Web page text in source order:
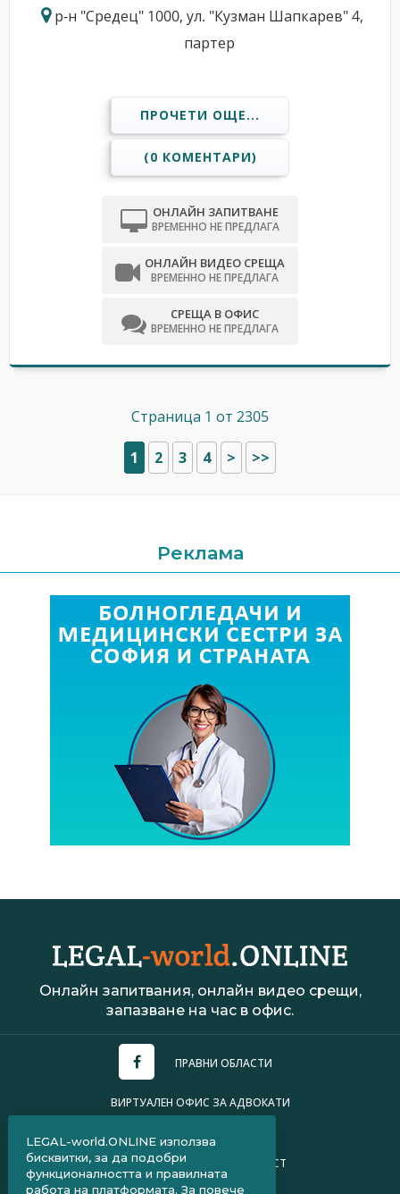
р-н "Средец" 1000, ул. "Кузман Шапкарев" 4,
партер
ПРОЧЕТИ ОЩЕ...
(0 КОМЕНТАРИ)
ОНЛАЙН ЗАПИТВАНЕ
ВРЕМЕННО НЕ ПРЕДЛАГА
ОНЛАЙН ВИДЕО СРЕЩА
ВРЕМЕННО НЕ ПРЕДЛАГА
СРЕЩА В ОФИС
ВРЕМЕННО НЕ ПРЕДЛАГА
Страница 1 от 2305
1 2 3 4 > >>
Реклама
Онлайн запитвания, онлайн видео срещи,
запазване на час в офис.
ПРАВНИ ОБЛАСТИ
ВИРТУАЛЕН ОФИС ЗА АДВОКАТИ
ПОЛИТИКА ЗА ПОВЕРИТЕЛНОСТ
LEGAL-world.ONLINE използва
бисквитки, за да подобри
функционалността и правилната
работа на платформата. За повече